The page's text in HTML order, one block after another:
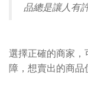
品總是讓人有
選擇正確的商家
障，想賣出的商品